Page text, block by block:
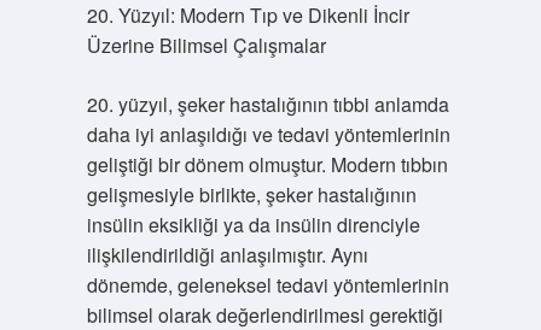
20. Yüzyıl: Modern Tıp ve Dikenli İncir
Üzerine Bilimsel Çalışmalar
20. yüzyıl, şeker hastalığının tıbbi anlamda
daha iyi anlaşıldığı ve tedavi yöntemlerinin
geliştiği bir dönem olmuştur. Modern tıbbın
gelişmesiyle birlikte, şeker hastalığının
insülin eksikliği ya da insülin direnciyle
ilişkilendirildiği anlaşılmıştır. Aynı
dönemde, geleneksel tedavi yöntemlerinin
bilimsel olarak değerlendirilmesi gerektiği